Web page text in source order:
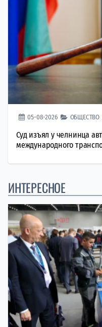
05-08-2026 ОБЩЕСТВО
Суд изъял у челнинца
международного
ИНТЕРЕСНОЕ